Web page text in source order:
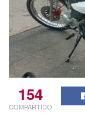
154
COMPARTIDO